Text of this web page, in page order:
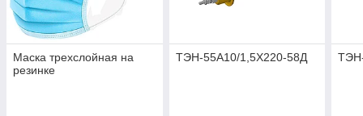
Маска трехслойная на
резинке
ТЭН-55А10/1,5Х220-58Д